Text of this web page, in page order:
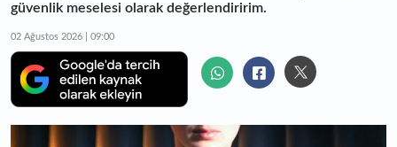
güvenlik meselesi olarak değerlendiririm.
02 Ağustos 2026 | 09:00